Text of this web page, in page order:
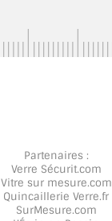
Partenaires :
Verre Sécurit.com
Vitre sur mesure.com
Quincaillerie Verre.fr
SurMesure.com